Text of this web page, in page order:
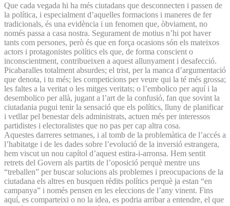
Que cada vegada hi ha més ciutadans que desconnecten i passen de
la política, i especialment d’aquelles formacions i maneres de fer
tradicionals, és una evidència i un fenomen que, òbviament, no
només passa a casa nostra. Segurament de motius n’hi pot haver
tants com persones, però és que en força ocasions són els mateixos
actors i protagonistes polítics els que, de forma conscient o
inconscientment, contribueixen a aquest allunyament i desafecció.
Picabaralles totalment absurdes; el trist, per la manca d’argumentació
que denota, i tu més; les competicions per veure qui la té més grossa;
les faltes a la veritat o les mitges veritats; o l’embolico per aquí i la
desembolico per allà, jugant a l’art de la confusió, fan que sovint la
ciutadania pugui tenir la sensació que els polítics, lluny de planificar
i vetllar pel benestar dels administrats, actuen més per interessos
partidistes i electoralistes que no pas per cap altra cosa.
Aquestes darreres setmanes, i al tomb de la problemàtica de l’accés a
l’habitatge i de les dades sobre l’evolució de la inversió estrangera,
hem viscut un nou capítol d’aquest estira-i-arronsa. Hem sentit
retrets del Govern als partits de l’oposició perquè mentre uns
“treballen” per buscar solucions als problemes i preocupacions de la
ciutadana els altres en busquen rèdits polítics perquè ja estan “en
campanya” i només pensen en les eleccions de l’any vinent. Fins
aquí, es comparteixi o no la idea, es podria arribar a entendre, el que